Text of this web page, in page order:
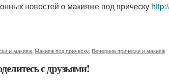
новостей о макияже под прическу
и макияж Макияж под прическу Вечерние прически и макияж
с друзьями!